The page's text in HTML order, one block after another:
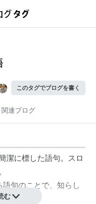
このタグでブログを書く
関連ブログ
潔に標した語句。 スロ
語句のことで、知らし
む